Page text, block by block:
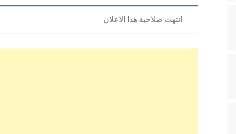
انتهت صلاحية هذا الاعلان